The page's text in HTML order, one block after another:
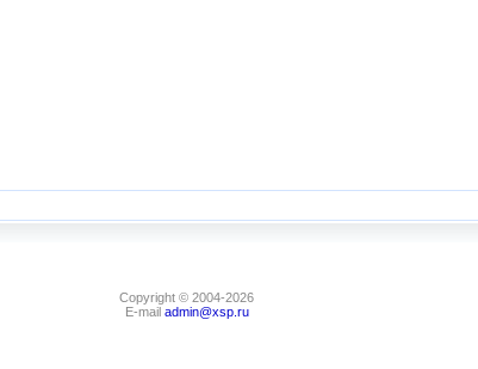
Copyright © 2004-2026
E-mail admin@xsp.ru